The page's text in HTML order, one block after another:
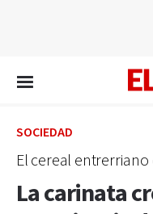
SOCIEDAD
El cereal
La carinata